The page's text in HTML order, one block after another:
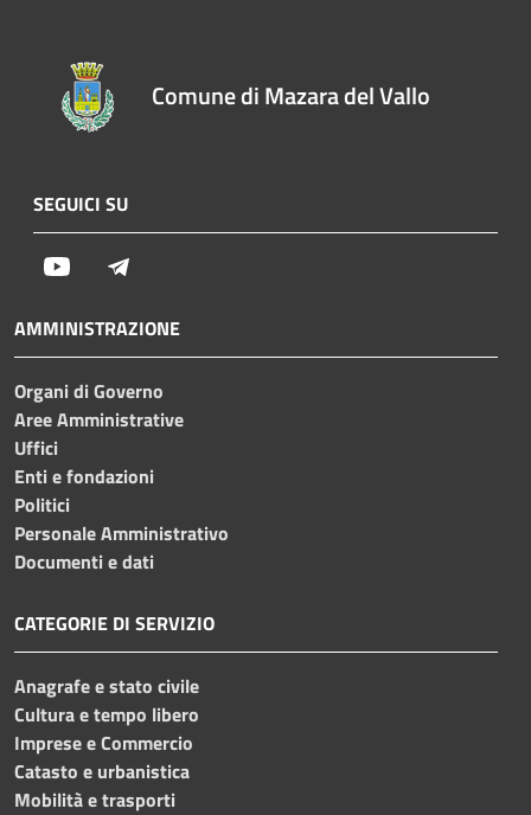
Comune di Mazara del Vallo
SEGUICI SU
Youtube
AMMINISTRAZIONE
Organi di Governo
Aree Amministrative
Uffici
Enti e fondazioni
Politici
Personale Amministrativo
Documenti e dati
CATEGORIE DI SERVIZIO
Anagrafe e stato civile
Cultura e tempo libero
Imprese e Commercio
Catasto e urbanistica
Mobilità e trasporti